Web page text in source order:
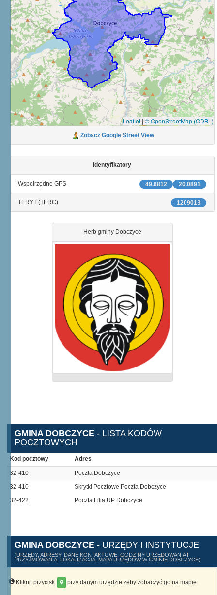
Leaflet | © OpenStreetMap (ODBL)
Zobacz Google Street View
Identyfikatory
20.0891
49.8812
Współrzędne GPS
TERYT (TERC) 1209013
Herb gminy Dobczyce
GMINA DOBCZYCE - LISTA KODÓW
POCZTOWYCH
Kod pocztowy Adres
32-410
Poczta Dobczyce
32-410
Skrytki Pocztowe Poczta Dobczyce
32-422
Poczta Filia UP Dobczyce
GMINA DOBCZYCE - URZĘDY I INSTYTUCJE
(URZĘDY, ADRESY, DANE KONTAKTOWE, GODZINY URZĘDOWANIA I
PRZYJMOWANIA, LOKALIZACJA, MAPA URZĘDÓW W GMINIE DOBCZYCE)
Kliknij przycisk przy danym urzędzie żeby zobaczyć go na mapie.